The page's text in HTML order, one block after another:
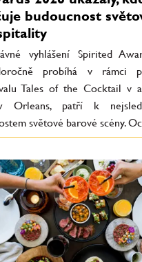
budoucnost
vyhlášení Spirited
probíhá v rámci
Tales of the Cocktail v
Orleans, patří k
světové barové scény.